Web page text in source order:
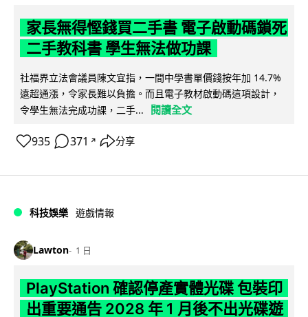
家長無得慳錢買二手書 電子啟動碼鎖死
二手教科書 學生無法做功課
社福界立法會議員陳文宜指，一間中學書單價錢按年加 14.7%
遠超通漲，令家長難以負擔。而且電子教材啟動碼這項設計，
令學生無法完成功課，二手...
閱讀全文
935 371 ↗ 分享
科技娛樂 遊戲情報
Lawton 1 日
PlayStation 確認停產實體光碟 包裝印
出重要通告 2028 年 1 月後不出光碟遊